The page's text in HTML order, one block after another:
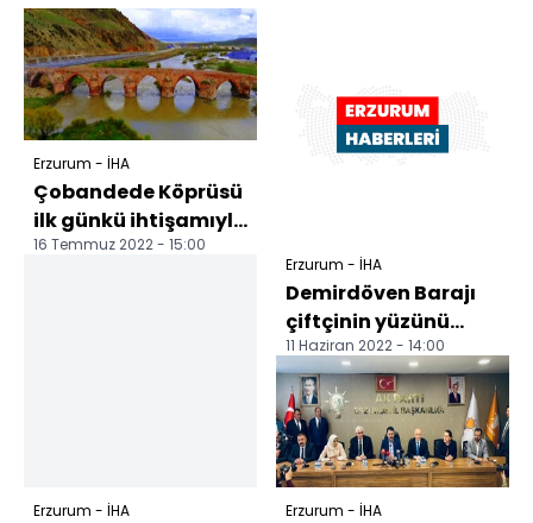
Erzurum - İHA
Çobandede Köprüsü
ilk günkü ihtişamıyla
göz kamaştırıyor
16 Temmuz 2022 - 15:00
Erzurum - İHA
Erzurum - İHA
Demirdöven Barajı
çiftçinin yüzünü
güldürecek
11 Haziran 2022 - 14:00
Erzurum - İHA